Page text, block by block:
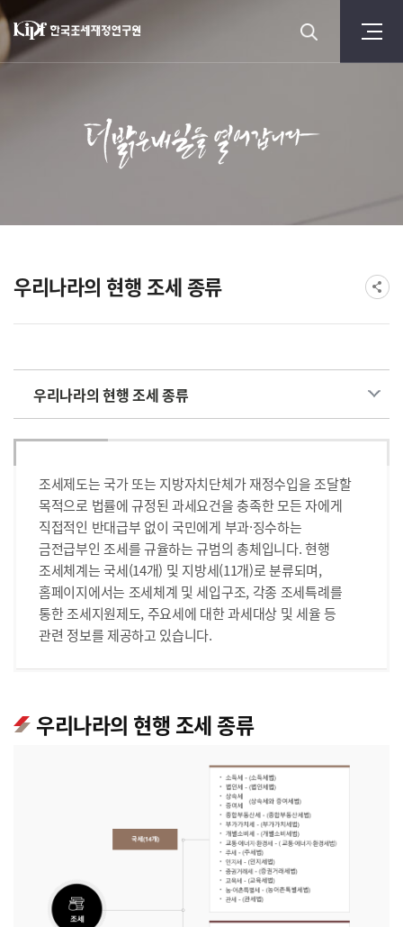
우리나라의 현행 조세 종류
우리나라의 현행 조세 종류
조세제도는 국가 또는 지방자치단체가 재정수입을 조달할
목적으로 법률에 규정된 과세요건을 충족한 모든 자에게
직접적인 반대급부 없이 국민에게 부과·징수하는
금전급부인 조세를 규율하는 규범의 총체입니다. 현행
조세체계는 국세(14개) 및 지방세(11개)로 분류되며,
홈페이지에서는 조세체계 및 세입구조, 각종 조세특례를
통한 조세지원제도, 주요세에 대한 과세대상 및 세율 등
관련 정보를 제공하고 있습니다.
우리나라의 현행 조세 종류